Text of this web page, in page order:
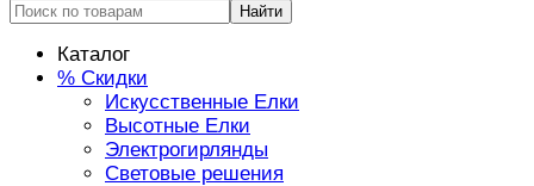
Найти
Каталог
% Скидки
Искусственные Елки
Высотные Елки
Электрогирлянды
Световые решения